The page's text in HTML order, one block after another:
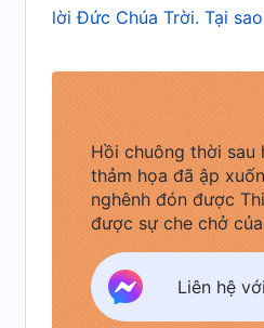
Ta? Sao có thể tồn tại
Đức Chúa Trời ghen
quan sát toàn bộ
oai nghi, phẫn nộ và
xuất hiện và công tác
Đọc những lời của
loài người. Ngoài Đức
lời Đức Chúa Trời. Tại
Hồi chuông thời sau
thảm họa đã ập
nghênh đón được
được sự che chở
Liên hệ